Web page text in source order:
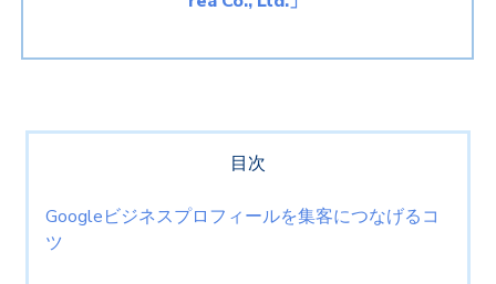
目次
Googleビジネスプロフィールを集客につなげるコ
ツ